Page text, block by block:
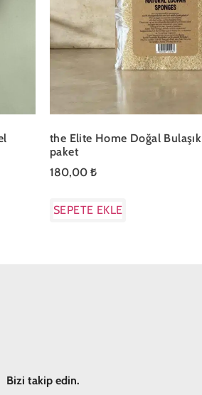
the Elite Home Doğal
paket
180,00 ₺
SEPETE EKLE
Bizi takip edin.